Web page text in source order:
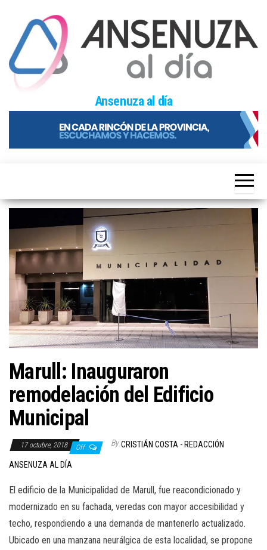
content
Ansenuza al día
Marull: Inauguraron
remodelación del Edificio
Municipal
17 octubre, 2018 Off By CRISTIÁN COSTA - REDACCIÓN
ANSENUZA AL DÍA
El edificio de la Municipalidad de Marull, fue reacondicionado y
modernizado en su fachada, veredas con mayor accesibilidad y
techo, respondiendo a una demanda de mantenerlo actualizado.
Ubicado en una manzana neurálgica de esta localidad, se propone